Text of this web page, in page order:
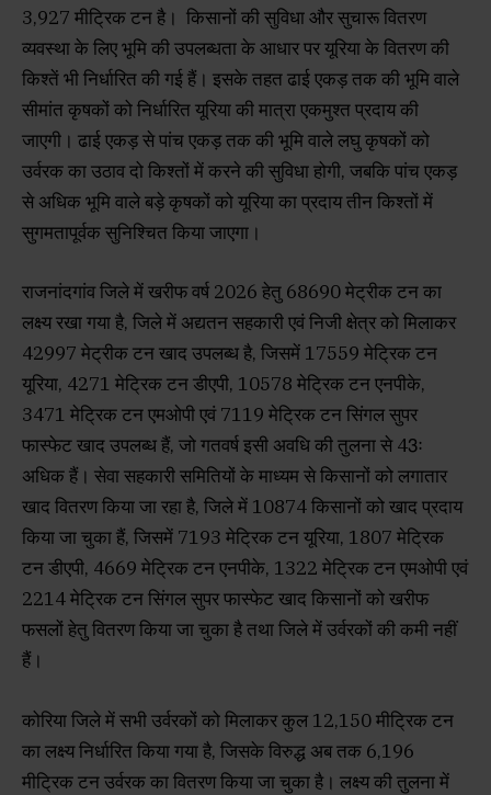
3,927 मीट्रिक टन है। किसानों की सुविधा और सुचारू वितरण
व्यवस्था के लिए भूमि की उपलब्धता के आधार पर यूरिया के वितरण की
किश्तें भी निर्धारित की गई हैं। इसके तहत ढाई एकड़ तक की भूमि वाले
सीमांत कृषकों को निर्धारित यूरिया की मात्रा एकमुश्त प्रदाय की
जाएगी। ढाई एकड़ से पांच एकड़ तक की भूमि वाले लघु कृषकों को
उर्वरक का उठाव दो किश्तों में करने की सुविधा होगी, जबकि पांच एकड़
से अधिक भूमि वाले बड़े कृषकों को यूरिया का प्रदाय तीन किश्तों में
सुगमतापूर्वक सुनिश्चित किया जाएगा।
राजनांदगांव जिले में खरीफ वर्ष 2026 हेतु 68690 मेट्रीक टन का
लक्ष्य रखा गया है, जिले में अद्यतन सहकारी एवं निजी क्षेत्र को मिलाकर
42997 मेट्रीक टन खाद उपलब्ध है, जिसमें 17559 मेट्रिक टन
यूरिया, 4271 मेट्रिक टन डीएपी, 10578 मेट्रिक टन एनपीके,
3471 मेट्रिक टन एमओपी एवं 7119 मेट्रिक टन सिंगल सुपर
फास्फेट खाद उपलब्ध हैं, जो गतवर्ष इसी अवधि की तुलना से 43ः
अधिक हैं। सेवा सहकारी समितियों के माध्यम से किसानों को लगातार
खाद वितरण किया जा रहा है, जिले में 10874 किसानों को खाद प्रदाय
किया जा चुका हैं, जिसमें 7193 मेट्रिक टन यूरिया, 1807 मेट्रिक
टन डीएपी, 4669 मेट्रिक टन एनपीके, 1322 मेट्रिक टन एमओपी एवं
2214 मेट्रिक टन सिंगल सुपर फास्फेट खाद किसानों को खरीफ
फसलों हेतु वितरण किया जा चुका है तथा जिले में उर्वरकों की कमी नहीं
हैं।
कोरिया जिले में सभी उर्वरकों को मिलाकर कुल 12,150 मीट्रिक टन
का लक्ष्य निर्धारित किया गया है, जिसके विरुद्ध अब तक 6,196
मीट्रिक टन उर्वरक का वितरण किया जा चुका है। लक्ष्य की तुलना में